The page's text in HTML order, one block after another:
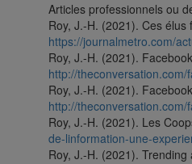
Articles professionnels ou
Roy, J.-H. (2021). Ces
https://journalmetro.com/
Roy, J.-H. (2021).
http://
Roy, J.-H. (2021).
http://
Roy, J.-H. (2021). Les
de-linformation-une-
Roy, J.-H. (2021).